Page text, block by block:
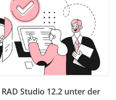
Studio 12.2 unter der